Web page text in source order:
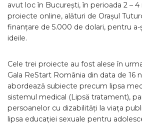
avut loc în București, în perioada 2 –
proiecte online, alături de Orașul
finanțare de 5.000 de dolari, pentru
ideile.
Cele trei proiecte au fost alese în
Gala ReStart România din data de 16
abordează subiecte precum lipsa
sistemul medical (Lipsă tratament),
persoanelor cu dizabilități la viața
lipsa educației sexuale pentru